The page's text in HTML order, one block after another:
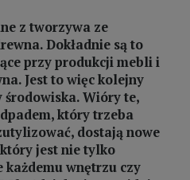
z tworzywa ze
Dokładnie są to
przy produkcji mebli i
Jest to więc kolejny
środowiska. Wióry te,
który trzeba
dostają nowe
jest nie tylko
każdemu wnętrzu czy